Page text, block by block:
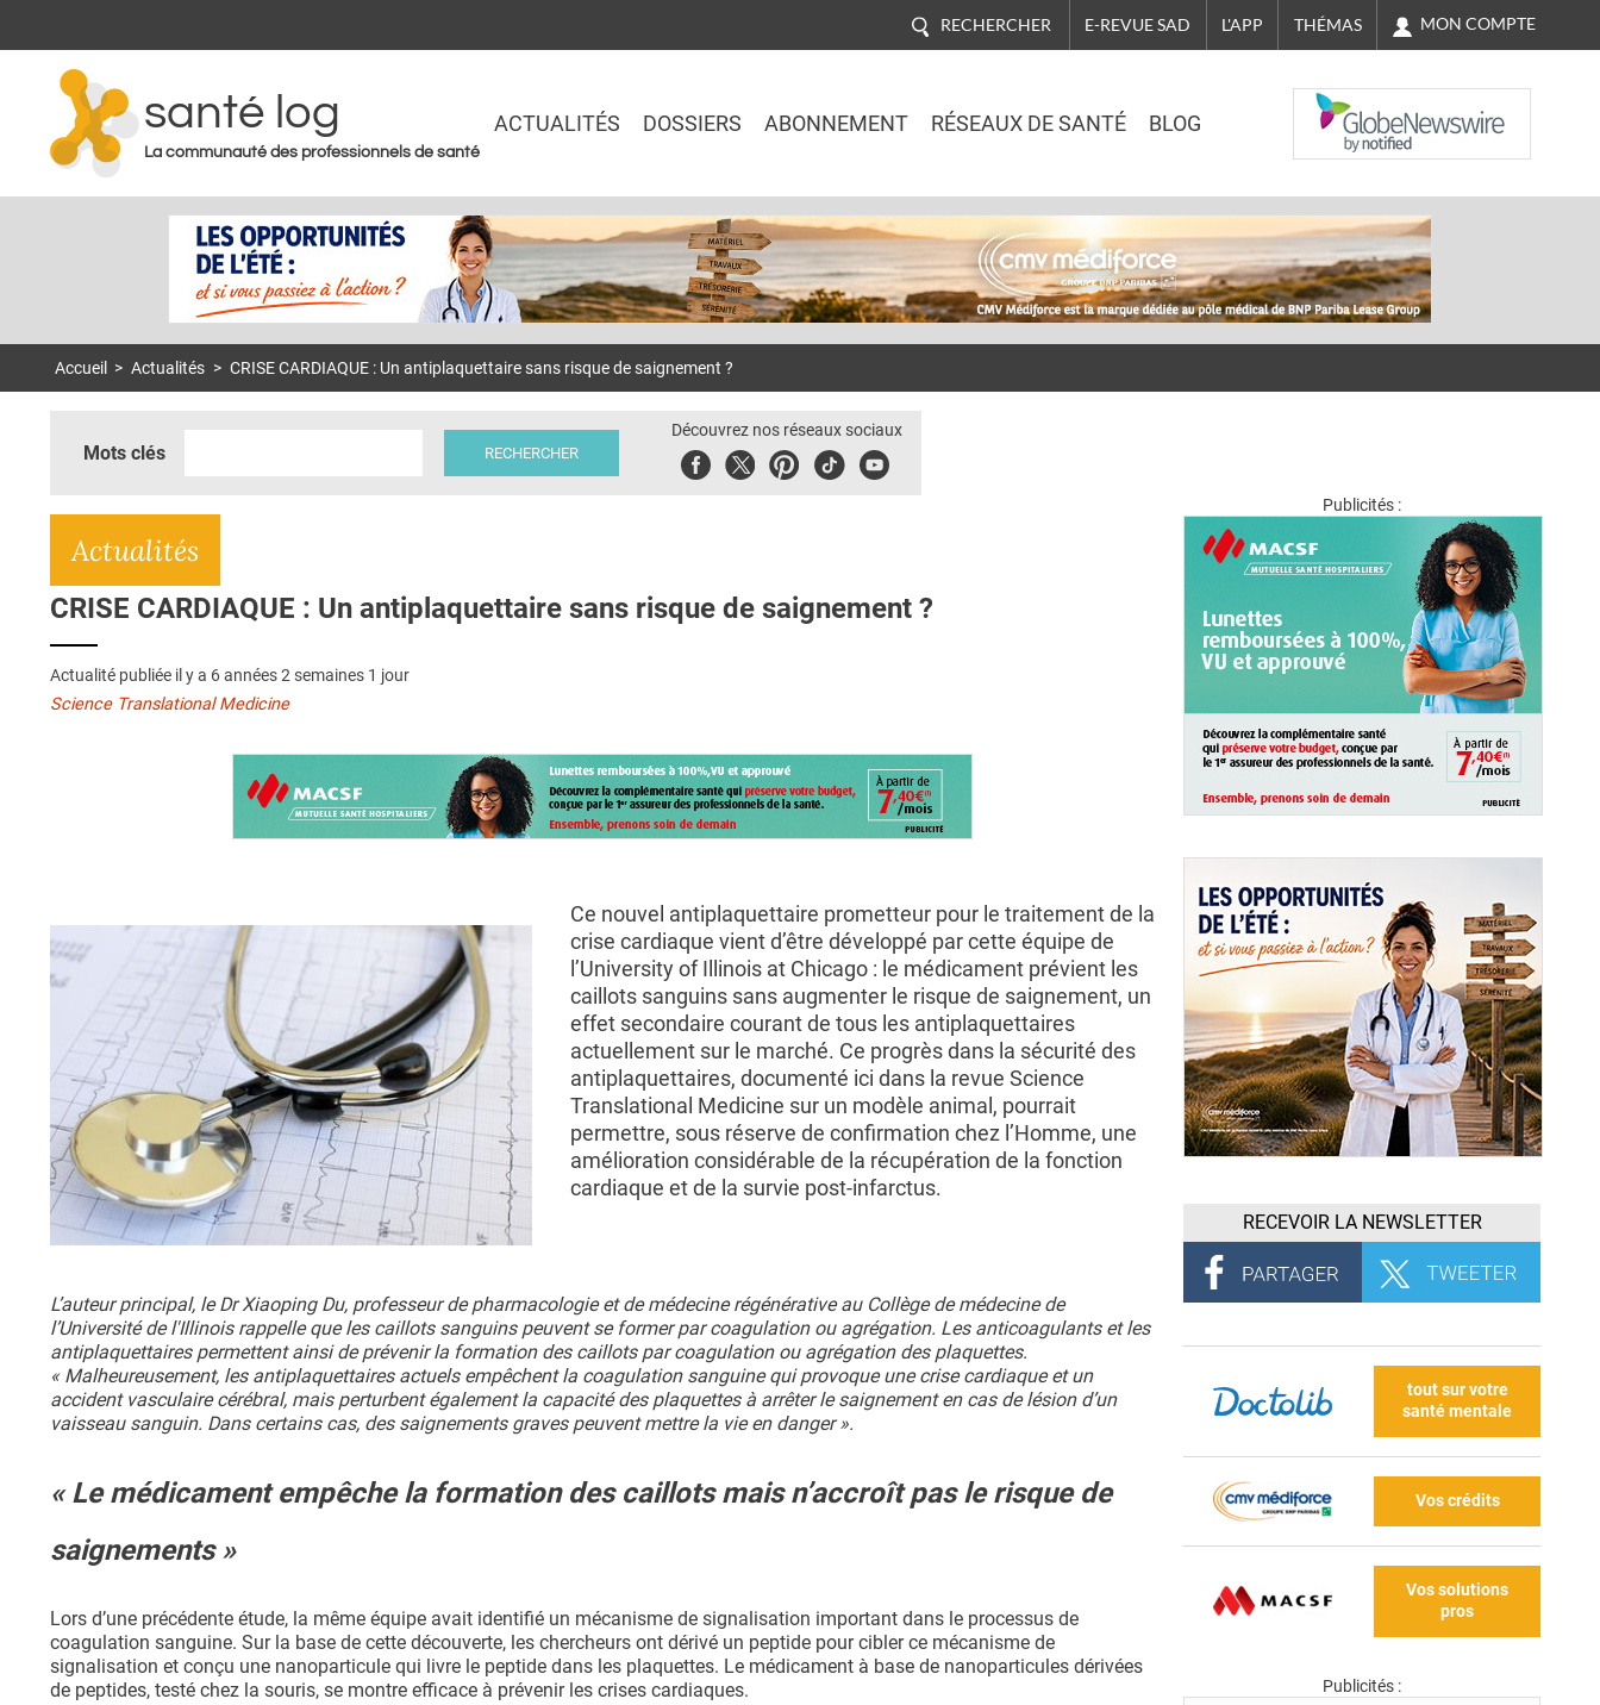
RECHERCHER E-REVUE SAD L'APP THÉMAS MON COMPTE
santé log
La communauté des professionnels de santé
ACTUALITÉS DOSSIERS ABONNEMENT RÉSEAUX DE SANTÉ BLOG
NASDAQ
Accueil > Actualités > CRISE CARDIAQUE : Un antiplaquettaire sans risque de saignement ?
Mots clés
Découvrez nos réseaux sociaux
FacebookTwitterPinterest
TiktokYoubute
Actualités
CRISE CARDIAQUE : Un antiplaquettaire sans risque de saignement ?
Actualité publiée il y a 6 années 2 semaines 1 jour
Science Translational Medicine
Ce nouvel antiplaquettaire prometteur pour le traitement de la
crise cardiaque vient d’être développé par cette équipe de
l’University of Illinois at Chicago : le médicament prévient les
caillots sanguins sans augmenter le risque de saignement, un
effet secondaire courant de tous les antiplaquettaires
actuellement sur le marché. Ce progrès dans la sécurité des
antiplaquettaires, documenté ici dans la revue Science
Translational Medicine sur un modèle animal, pourrait
permettre, sous réserve de confirmation chez l’Homme, une
amélioration considérable de la récupération de la fonction
cardiaque et de la survie post-infarctus.
L’auteur principal, le Dr Xiaoping Du, professeur de pharmacologie et de médecine régénérative au Collège de médecine de
l’Université de l'Illinois rappelle que les caillots sanguins peuvent se former par coagulation ou agrégation. Les anticoagulants et les
antiplaquettaires permettent ainsi de prévenir la formation des caillots par coagulation ou agrégation des plaquettes.
« Malheureusement, les antiplaquettaires actuels empêchent la coagulation sanguine qui provoque une crise cardiaque et un
accident vasculaire cérébral, mais perturbent également la capacité des plaquettes à arrêter le saignement en cas de lésion d’un
vaisseau sanguin. Dans certains cas, des saignements graves peuvent mettre la vie en danger ».
« Le médicament empêche la formation des caillots mais n’accroît pas le risque de
saignements »
Lors d’une précédente étude, la même équipe avait identifié un mécanisme de signalisation important dans le processus de
coagulation sanguine. Sur la base de cette découverte, les chercheurs ont dérivé un peptide pour cibler ce mécanisme de
signalisation et conçu une nanoparticule qui livre le peptide dans les plaquettes. Le médicament à base de nanoparticules dérivées
de peptides, testé chez la souris, se montre efficace à prévenir les crises cardiaques.
Publicités :
RECEVOIR LA NEWSLETTER
tout sur votre
santé mentale
Vos crédits
Vos solutions
pros
Publicités :